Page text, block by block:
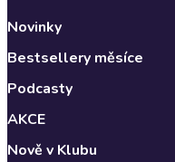
Novinky
Bestsellery měsíce
Podcasty
AKCE
Nově v Klubu